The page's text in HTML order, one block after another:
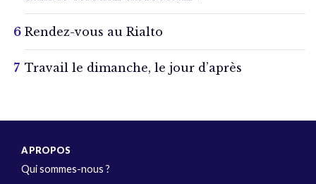
Rendez-vous au Rialto
Travail le dimanche, le jour d’après
A PROPOS
Qui sommes-nous ?